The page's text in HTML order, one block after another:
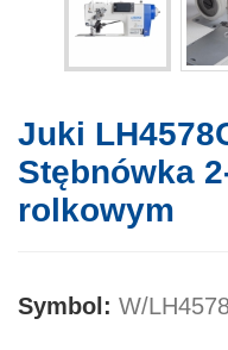
Juki
Stębnówka
rolkowym
Symbol: W/